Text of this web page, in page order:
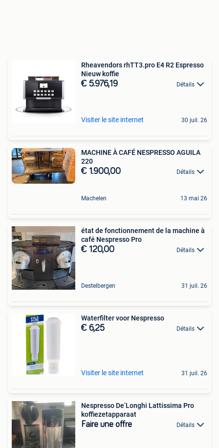
Rheavendors rhTT3.pro E4 R2 Espresso
Nieuw koffie
€ 5.976,19 Détails
Visiter le site internet 30 juil. 26
MACHINE À CAFÉ NESPRESSO AGUILA
220
€ 1.900,00 Détails
Machelen 13 mai 26
état de fonctionnement de la machine à
café Nespresso Pro
€ 120,00 Détails
Destelbergen 31 juil. 26
Waterfilter voor Nespresso
€ 6,25 Détails
Visiter le site internet 31 juil. 26
Nespresso De’Longhi Lattissima Pro
koffiezetapparaat
Faire une offre Détails